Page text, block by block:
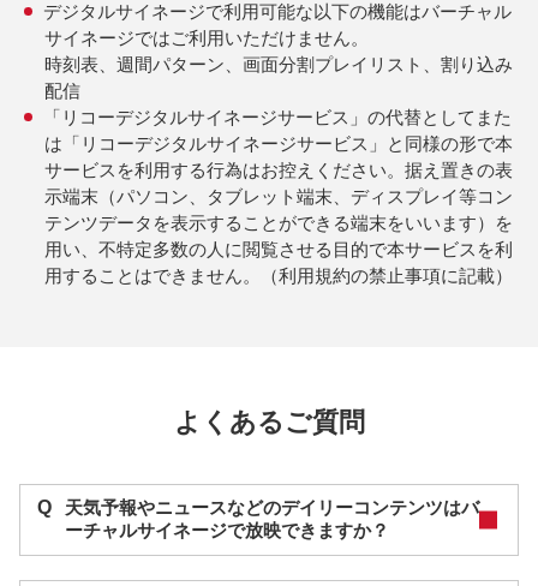
デジタルサイネージで利用可能な以下の機能はバーチャル
サイネージではご利用いただけません。
時刻表、週間パターン、画面分割プレイリスト、割り込み
配信
「リコーデジタルサイネージサービス」の代替としてまた
は「リコーデジタルサイネージサービス」と同様の形で本
サービスを利用する行為はお控えください。据え置きの表
示端末（パソコン、タブレット端末、ディスプレイ等コン
テンツデータを表示することができる端末をいいます）を
用い、不特定多数の人に閲覧させる目的で本サービスを利
用することはできません。（利用規約の禁止事項に記載）
よくあるご質問
Q
天気予報やニュースなどのデイリーコンテンツはバ
ーチャルサイネージで放映できますか？